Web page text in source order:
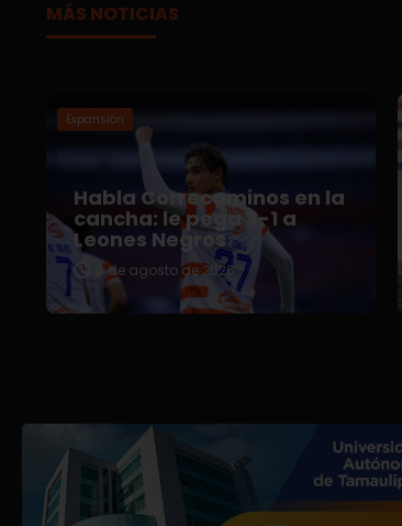
MÁS NOTICIAS
Expansión
Habla Correcaminos en la
cancha: le pega 3-1 a
Leones Negros
6 de agosto de 2026